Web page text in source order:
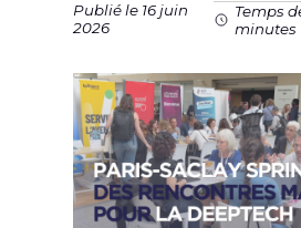
Publié le 16 juin
2026
Temps
minutes